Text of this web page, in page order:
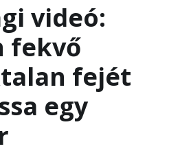
videó:
fekvő
fejét
egy